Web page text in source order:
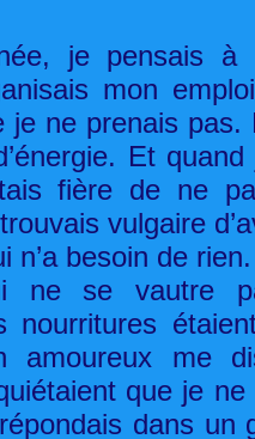
je pensais à
mon
je ne prenais pas.
Et
fière de ne
vulgaire
n’a besoin de
ne se vautre
nourritures
amoureux me
que je
dans un